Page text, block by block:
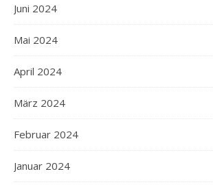
Juni 2024
Mai 2024
April 2024
März 2024
Februar 2024
Januar 2024